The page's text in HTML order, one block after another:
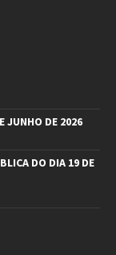
JUNHO DE 2026
DO DIA 19 DE